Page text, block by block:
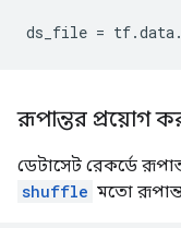
ds_file = tf.data.
রূপান্তর প্রয়োগ
ডেটাসেট রেকর্ডে
shuffle মতো